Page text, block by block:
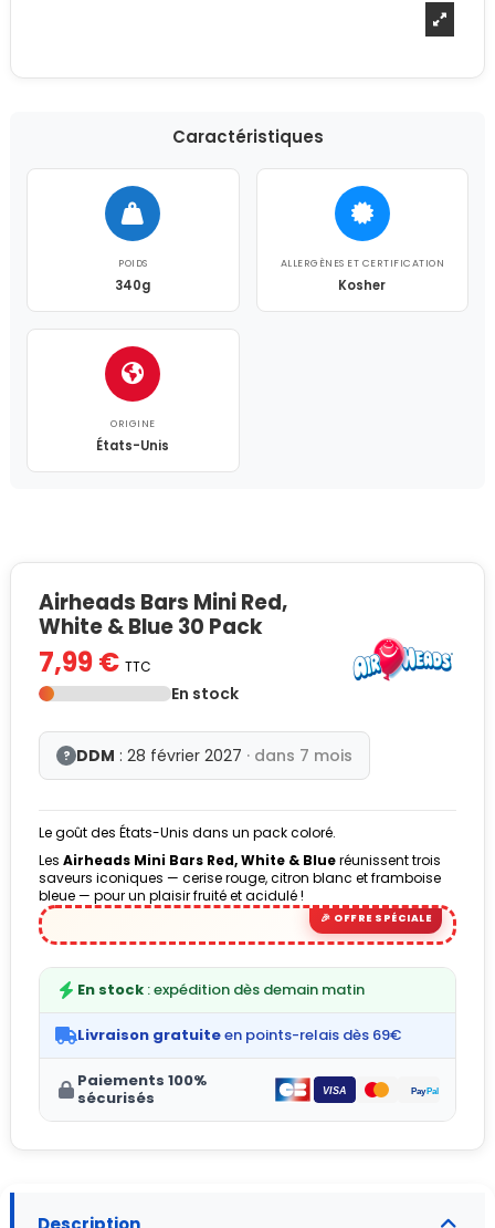
Caractéristiques
POIDS
340g
ALLERGÈNES ET CERTIFICATION
Kosher
ORIGINE
États-Unis
Airheads Bars Mini Red,
White & Blue 30 Pack
7,99 € TTC
En stock
? DDM : 28 février 2027 · dans 7 mois
Le goût des États-Unis dans un pack coloré.
Les Airheads Mini Bars Red, White & Blueréunissent trois
saveurs iconiques — cerise rouge, citron blanc et framboise
bleue — pour un plaisir fruité et acidulé !
En stock : expédition dès demain matin
Livraison gratuiteen points-relais dès 69€
Paiements 100%
sécurisés